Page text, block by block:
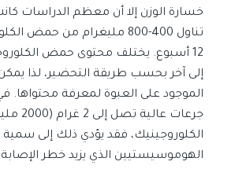
خسارة الوزن إلا أن معظم الدراسات
12 أسبوع. يختلف محتوى حمض
إلى آخر بحسب طريقة التحضير، لذا
الموجود على العبوة لمعرفة محتواها.
جرعات
الكلوروجينيك، فقد يؤدي ذلك إلى سمية
الهوموسيستيين الذي يزيد خطر